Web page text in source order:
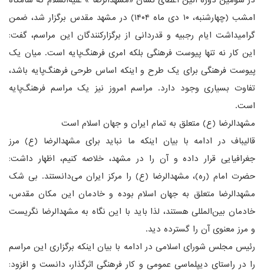
امشب (چهارشنبه، ۱۰ دی ماه ۱۴۰۴) در مشهد مقدس برگزار شد، ضمن
گرامیداشت ایام رجبیه و قدردانی از برگزارکنندگان این مراسم، گفت:
این کار نه تنها پیوست فرهنگی بلکه امری فرهنگ‌پایه است. میان یک
پیوست فرهنگی برای یک طرح و اینکه اساس طرحی فرهنگ‌پایه باشد،
تفاوت بسیاری وجود دارد. مراسم امروز نیز یک مراسم فرهنگ‌پایه
است.
مشهدالرضا (ع) متعلق به تمام ایران و جهان اسلام است
قالیباف در ادامه با بیان اینکه ما نباید برای مشهدالرضا (ع) مرز
جغرافیایی قرار داده و آن را در مشهد، خلاصه کنیم، اظهار داشت:
حضرت امام (ره)، مشهدالرضا (ع) را مرکز ایران می‌دانستند. بی شک
مشهدالرضا متعلق به جهان اسلام بوده و خادمان این مکان مقدس،
خادمان بین‌المللی هستند، لذا باید با این نگاه به مشهدالرضا نگریست
و مرز معنوی آن را گسترده دید.
رئیس مجلس شورای اسلامی در ادامه با بیان اینکه برگزاری این مراسم
را در راستای دیپلماسی عمومی و کار فرهنگی اثرگذار، دانست و افزود: